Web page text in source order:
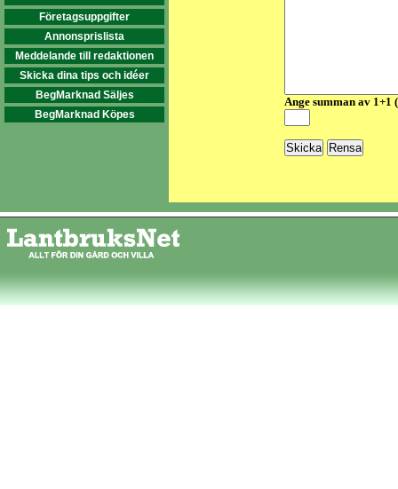
Företagsuppgifter
Annonsprislista
Meddelande till redaktionen
Skicka dina tips och idéer
BegMarknad Säljes
BegMarknad Köpes
Ange summan av 1+1